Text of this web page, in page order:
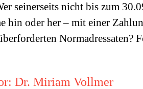
seinerseits nicht bis zum
hin oder her – mit einer
Normadressaten?
Dr. Miriam Vollmer